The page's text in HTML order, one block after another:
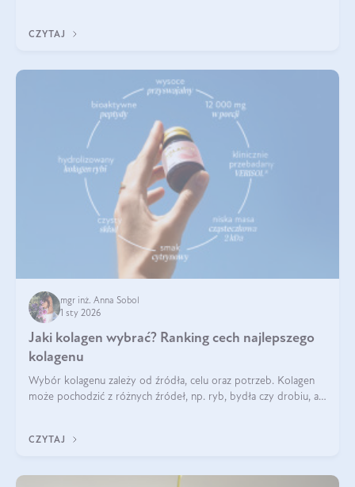
CZYTAJ
mgr inż. Anna Sobol
1 sty 2026
Jaki kolagen wybrać? Ranking cech najlepszego
kolagenu
Wybór kolagenu zależy od źródła, celu oraz potrzeb. Kolagen
może pochodzić z różnych źródeł, np. ryb, bydła czy drobiu, a
bydlęcy.
CZYTAJ